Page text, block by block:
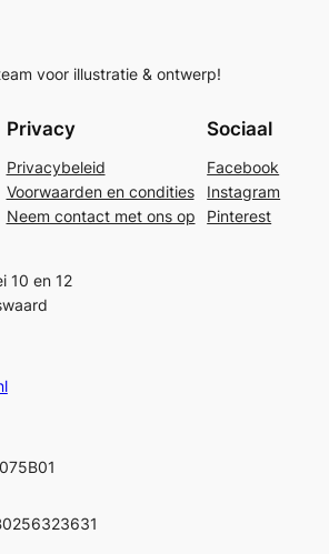
voor illustratie & ontwerp!
Privacy
Privacybeleid
Voorwaarden en condities
Neem contact met ons op
Sociaal
Facebook
Instagram
Pinterest
10 en 12